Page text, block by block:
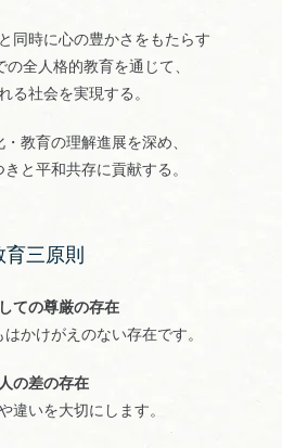
同時に心の豊かさをもたらす
全人格的教育を通じて、
る社会を実現する。
教育の理解進展を深め、
と平和共存に貢献する。
育三原則
ての尊厳の存在
かけがえのない存在です。
の差の存在
違いを大切にします。